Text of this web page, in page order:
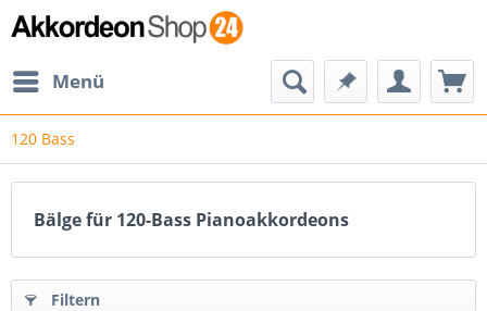
Menü
120 Bass
Bälge für 120-Bass Pianoakkordeons
Filtern